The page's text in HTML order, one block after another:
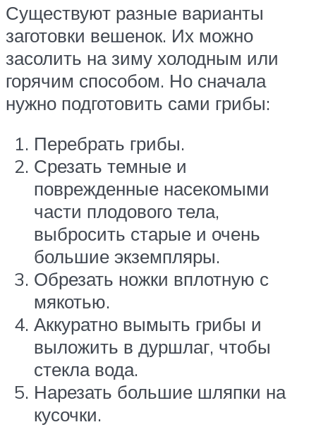
Существуют разные варианты
заготовки вешенок. Их можно
засолить на зиму холодным или
горячим способом. Но сначала
нужно подготовить сами грибы:
Перебрать грибы.
Срезать темные и
поврежденные насекомыми
части плодового тела,
выбросить старые и очень
большие экземпляры.
Обрезать ножки вплотную с
мякотью.
Аккуратно вымыть грибы и
выложить в дуршлаг, чтобы
стекла вода.
Нарезать большие шляпки на
кусочки.